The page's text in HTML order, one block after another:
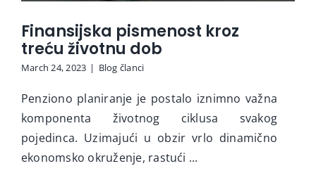
Finansijska pismenost kroz
treću životnu dob
March 24, 2023 | Blog članci
Penziono planiranje je postalo iznimno važna
komponenta životnog ciklusa svakog
pojedinca. Uzimajući u obzir vrlo dinamično
ekonomsko okruženje, rastući ...